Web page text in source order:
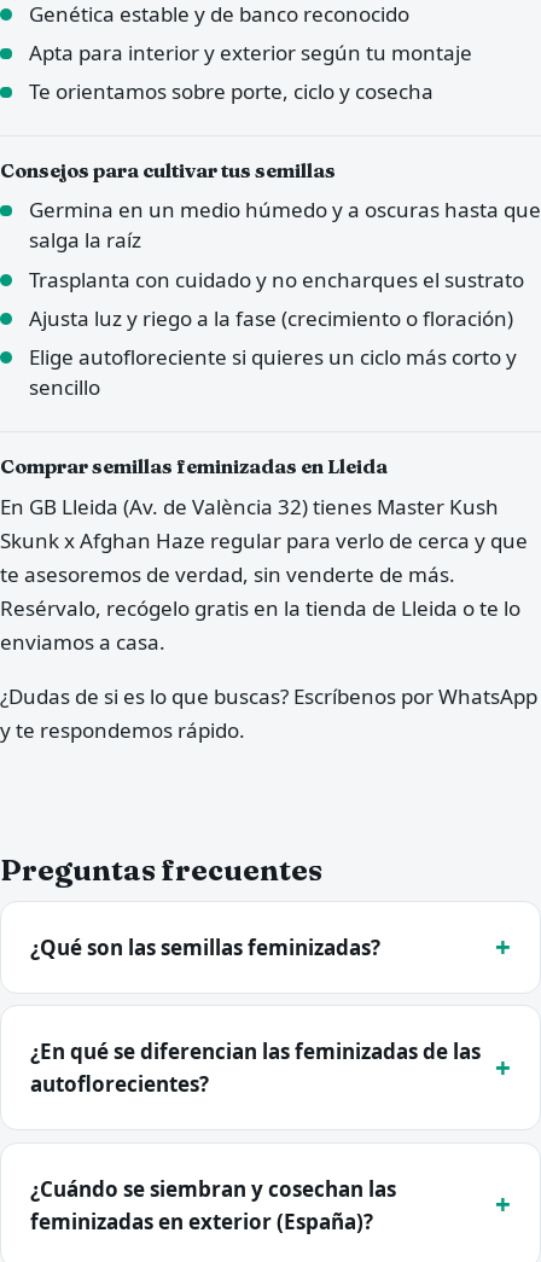
Genética estable y de banco reconocido
Apta para interior y exterior según tu montaje
Te orientamos sobre porte, ciclo y cosecha
Consejos para cultivar tus semillas
Germina en un medio húmedo y a oscuras hasta que
salga la raíz
Trasplanta con cuidado y no encharques el sustrato
Ajusta luz y riego a la fase (crecimiento o floración)
Elige autofloreciente si quieres un ciclo más corto y
sencillo
Comprar semillas feminizadas en Lleida
En GB Lleida (Av. de València 32) tienes Master Kush
Skunk x Afghan Haze regular para verlo de cerca y que
te asesoremos de verdad, sin venderte de más.
Resérvalo, recógelo gratis en la tienda de Lleida o te lo
enviamos a casa.
¿Dudas de si es lo que buscas? Escríbenos por WhatsApp
y te respondemos rápido.
Preguntas frecuentes
¿Qué son las semillas feminizadas?
¿En qué se diferencian las feminizadas de las
autoflorecientes?
¿Cuándo se siembran y cosechan las
feminizadas en exterior (España)?